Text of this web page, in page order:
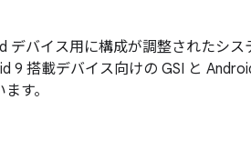
バイス用に構成が調整されたシス
9 搭載デバイス向けの GSI と
す。